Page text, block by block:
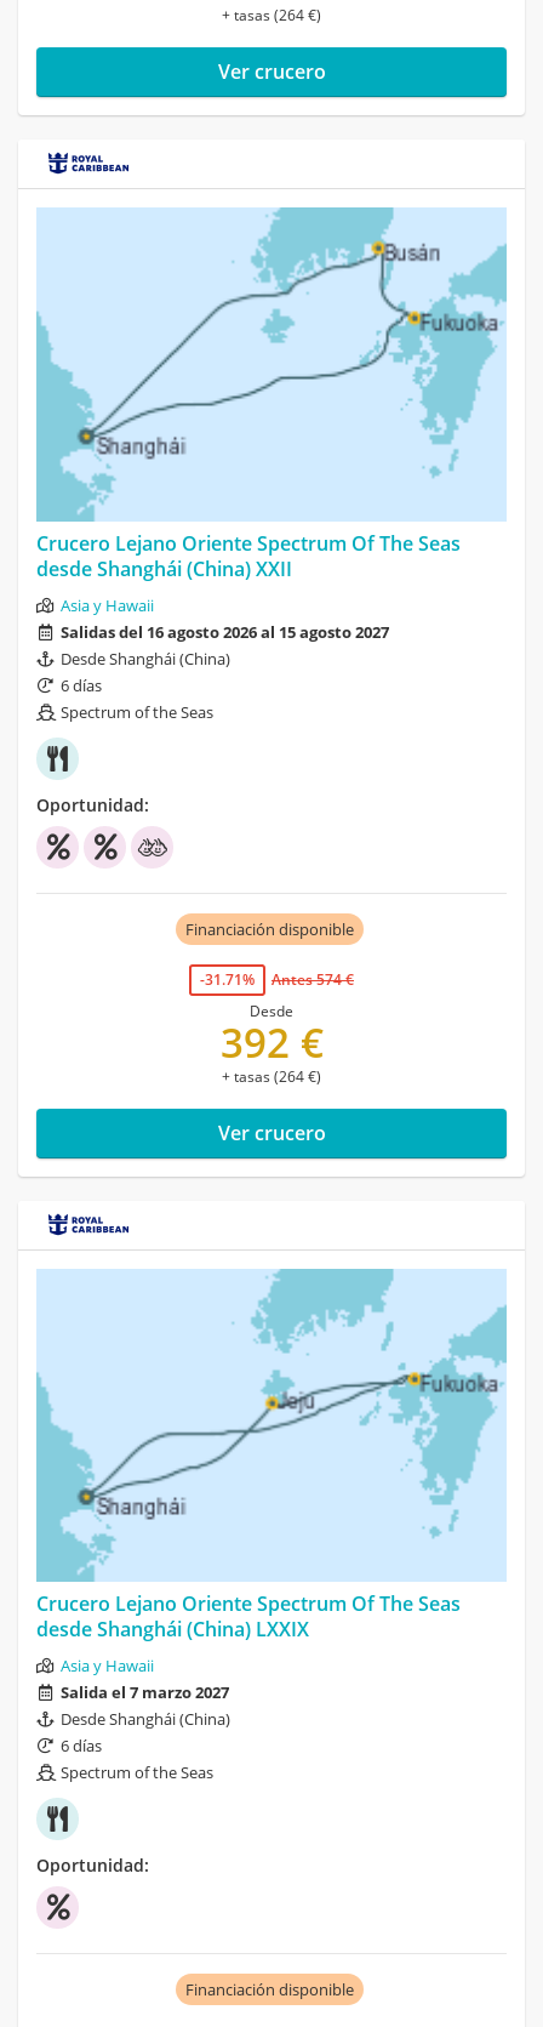
+ tasas (264 €)
Ver crucero
Crucero Lejano Oriente Spectrum Of The Seas
desde Shanghái (China) XXII
Asia y Hawaii
Salidas del 16 agosto 2026 al 15 agosto 2027
Desde Shanghái (China)
6 días
Spectrum of the Seas
Oportunidad:
Financiación disponible
-31.71%
Antes 574 €
Desde
392 €
+ tasas (264 €)
Ver crucero
Crucero Lejano Oriente Spectrum Of The Seas
desde Shanghái (China) LXXIX
Asia y Hawaii
Salida el 7 marzo 2027
Desde Shanghái (China)
6 días
Spectrum of the Seas
Oportunidad:
Financiación disponible